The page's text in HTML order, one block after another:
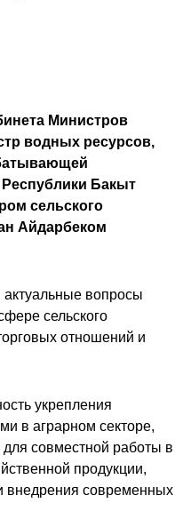
Министров
водных ресурсов,
Бакыт
сельского
Айдарбеком
актуальные вопросы
сельского
отношений и
укрепления
в аграрном секторе,
совместной работы в
продукции,
внедрения современных